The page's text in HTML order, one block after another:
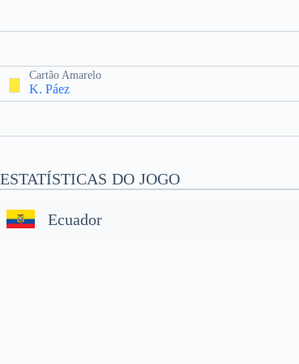
Cartão Amarelo
K. Páez
ESTATÍSTICAS DO JOGO
Ecuador